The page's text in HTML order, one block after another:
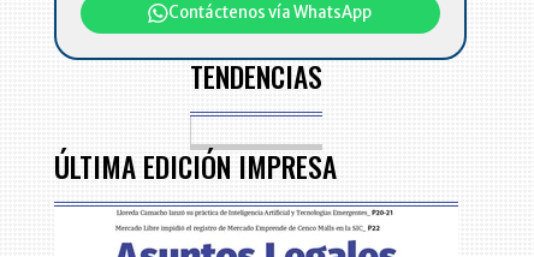
Contáctenos vía WhatsApp
TENDENCIAS
ÚLTIMA EDICIÓN IMPRESA